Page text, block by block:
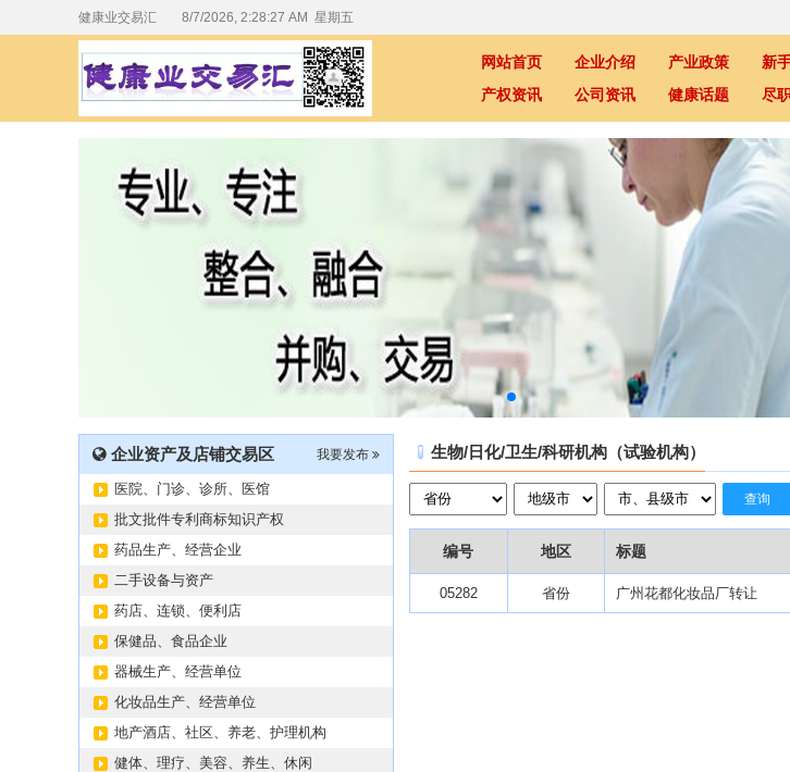
健康业交易汇 8/7/2026, 2:28:28 AM 星期五
网站首页 企业介绍 产业政策 新
产权资讯
公司资讯 健康话题 尽
我要发布
企业资产及店铺交易区
医院、门诊、诊所、医馆
批文批件专利商标知识产权
药品生产、经营企业
二手设备与资产
药店、连锁、便利店
保健品、食品企业
器械生产、经营单位
化妆品生产、经营单位
地产酒店、社区、养老、护理机构
健体、理疗、美容、养生、休闲
生物/日化/卫生/科研机构（试验机构）
查询
编号 地区 标题
05282 省份 广州花都化妆品厂转让